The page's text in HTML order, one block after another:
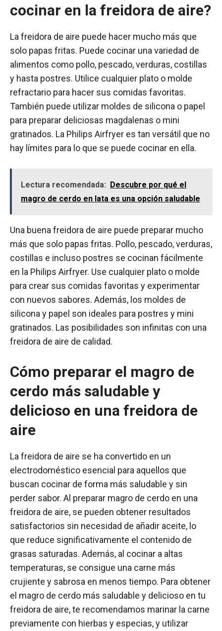
cocinar en la freidora de aire?
La freidora de aire puede hacer mucho más que
solo papas fritas. Puede cocinar una variedad de
alimentos como pollo, pescado, verduras, costillas
y hasta postres. Utilice cualquier plato o molde
refractario para hacer sus comidas favoritas.
También puede utilizar moldes de silicona o papel
para preparar deliciosas magdalenas o mini
gratinados. La Philips Airfryer es tan versátil que no
hay límites para lo que se puede cocinar en ella.
Lectura recomendada: Descubre por qué el
magro de cerdo en lata es una opción saludable
Una buena freidora de aire puede preparar mucho
más que solo papas fritas. Pollo, pescado, verduras,
costillas e incluso postres se cocinan fácilmente
en la Philips Airfryer. Use cualquier plato o molde
para crear sus comidas favoritas y experimentar
con nuevos sabores. Además, los moldes de
silicona y papel son ideales para postres y mini
gratinados. Las posibilidades son infinitas con una
freidora de aire de calidad.
Cómo preparar el magro de
cerdo más saludable y
delicioso en una freidora de
aire
La freidora de aire se ha convertido en un
electrodoméstico esencial para aquellos que
buscan cocinar de forma más saludable y sin
perder sabor. Al preparar magro de cerdo en una
freidora de aire, se pueden obtener resultados
satisfactorios sin necesidad de añadir aceite, lo
que reduce significativamente el contenido de
grasas saturadas. Además, al cocinar a altas
temperaturas, se consigue una carne más
crujiente y sabrosa en menos tiempo. Para obtener
el magro de cerdo más saludable y delicioso en tu
freidora de aire, te recomendamos marinar la carne
previamente con hierbas y especias, y utilizar